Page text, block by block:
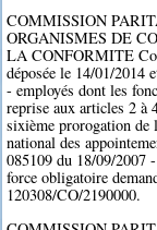
COMMISSION
ORGANISMES DE
LA CONFORMITE
déposée le 14/01/2014
- employés dont les
reprise aux articles 2 à
sixième prorogation de
national des
085109 du 18/09/2007
force obligatoire
120308/CO/2190000.